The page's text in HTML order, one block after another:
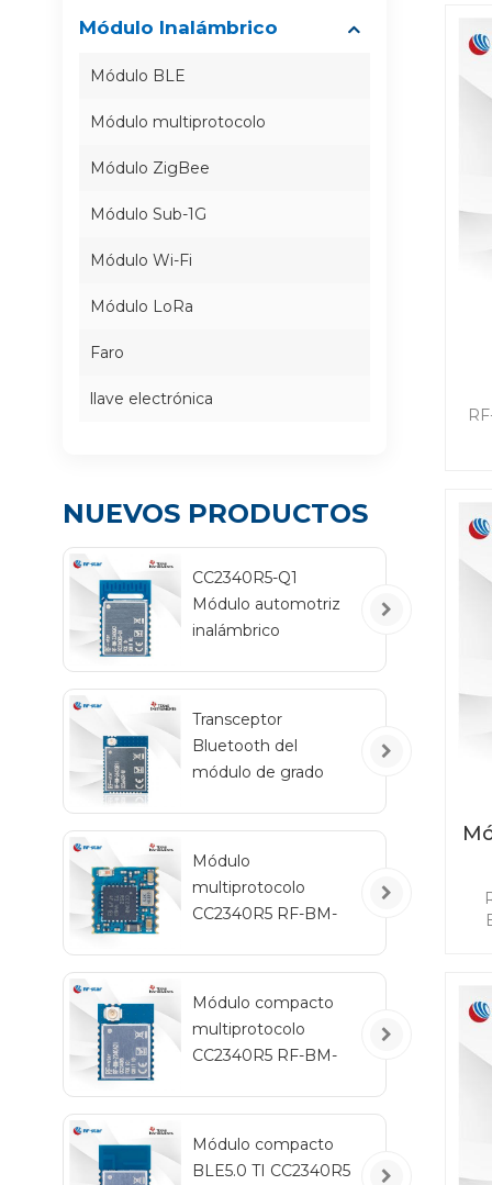
Módulo Inalámbrico
Módulo BLE
Módulo multiprotocolo
Módulo ZigBee
Módulo Sub-1G
Módulo Wi-Fi
Módulo LoRa
Faro
llave electrónica
NUEVOS PRODUCTOS
CC2340R5-Q1
Módulo automotriz
inalámbrico
2340QB1
Transceptor
Bluetooth del
módulo de grado
vehículos
Módulo
multiprotocolo
CC2340R5 RF-BM-
Módulo compacto
multiprotocolo
CC2340R5 RF-BM-
Módulo compacto
BLE5.0 TI CC2340R5